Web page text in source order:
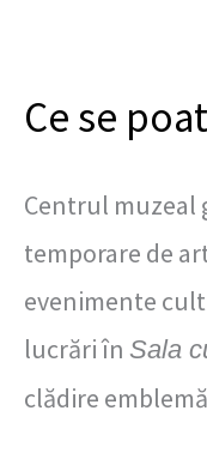
Ce se
Centrul muzeal
temporare de
evenimente
lucrări în Sala
clădire